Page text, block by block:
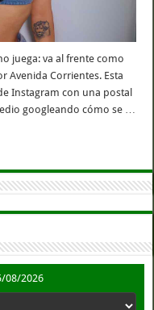
juega: va al frente como
Avenida Corrientes. Esta
Instagram con una postal
googleando cómo se …
08/2026